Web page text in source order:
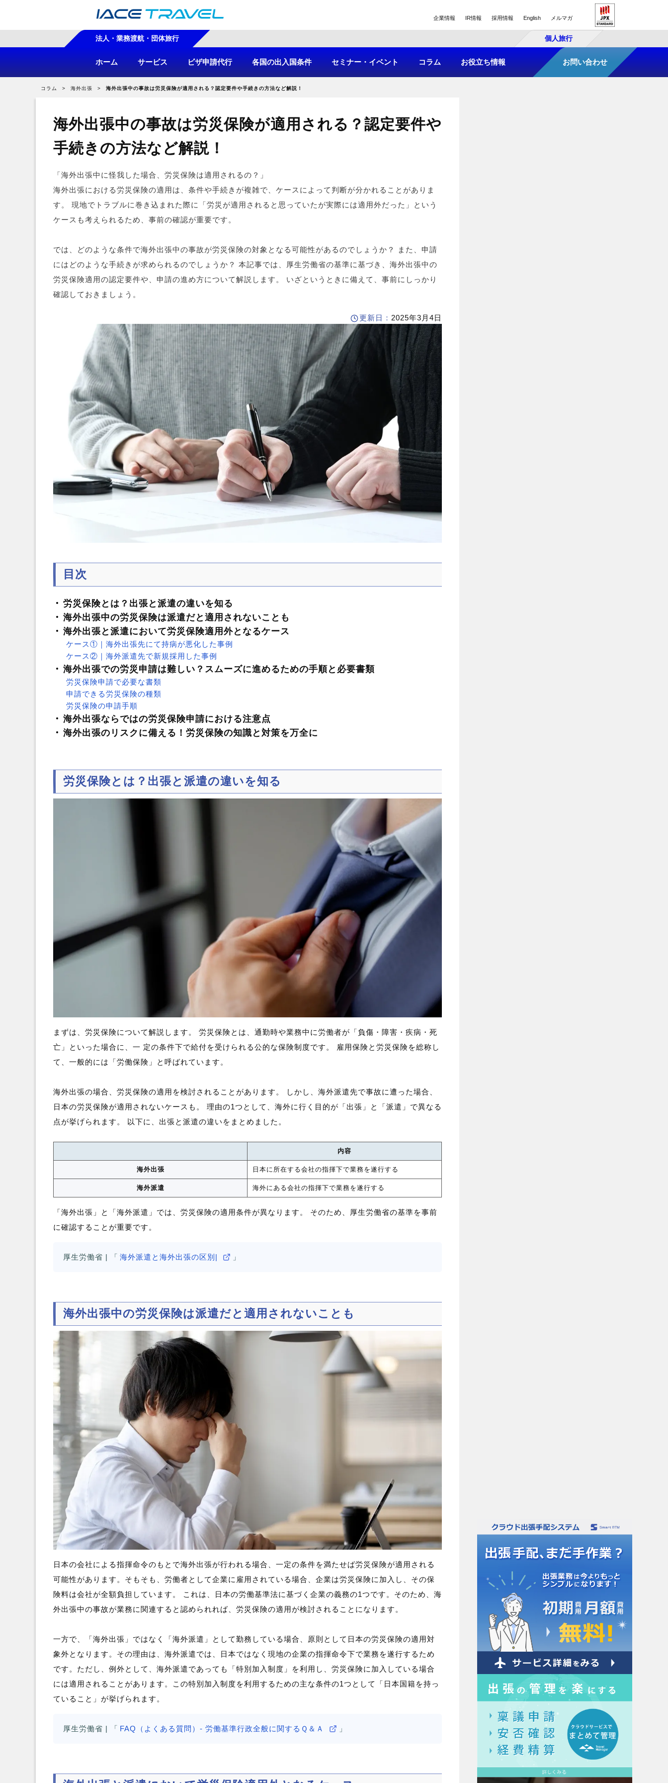
企業情報 IR情報 採用情報 English メルマガ
法人・業務渡航・団体旅行 個人旅行
ホーム サービス ビザ申請代行 各国の出入国条件 セミナー・イベント コラム お役立ち情報 お問い合わせ
コラム 海外出張 海外出張中の事故は労災保険が適用される？認定要件や手続きの方法など解説！
海外出張中の事故は労災保険が適用される？認定要件や
手続きの方法など解説！
「海外出張中に怪我した場合、労災保険は適用されるの？」
海外出張における労災保険の適用は、条件や手続きが複雑で、ケースによって判断が分かれることがありま
す。 現地でトラブルに巻き込まれた際に「労災が適用されると思っていたが実際には適用外だった」という
ケースも考えられるため、事前の確認が重要です。
では、どのような条件で海外出張中の事故が労災保険の対象となる可能性があるのでしょうか？ また、申請
にはどのような手続きが求められるのでしょうか？ 本記事では、厚生労働省の基準に基づき、海外出張中の
労災保険適用の認定要件や、申請の進め方について解説します。 いざというときに備えて、事前にしっかり
確認しておきましょう。
更新日： 2025年3月4日
目次
労災保険とは？出張と派遣の違いを知る
海外出張中の労災保険は派遣だと適用されないことも
海外出張と派遣において労災保険適用外となるケース
ケース①｜海外出張先にて持病が悪化した事例
ケース②｜海外派遣先で新規採用した事例
海外出張での労災申請は難しい？スムーズに進めるための手順と必要書類
労災保険申請で必要な書類
申請できる労災保険の種類
労災保険の申請手順
海外出張ならではの労災保険申請における注意点
海外出張のリスクに備える！労災保険の知識と対策を万全に
労災保険とは？出張と派遣の違いを知る
まずは、労災保険について解説します。 労災保険とは、通勤時や業務中に労働者が「負傷・障害・疾病・死
亡」といった場合に、一 定の条件下で給付を受けられる公的な保険制度です。 雇用保険と労災保険を総称し
て、一般的には「労働保険」と呼ばれています。
海外出張の場合、労災保険の適用を検討されることがあります。 しかし、海外派遣先で事故に遭った場合、
日本の労災保険が適用されないケースも。 理由の1つとして、海外に行く目的が「出張」と「派遣」で異なる
点が挙げられます。 以下に、出張と派遣の違いをまとめました。
内容
海外出張 日本に所在する会社の指揮下で業務を遂行する
海外派遣 海外にある会社の指揮下で業務を遂行する
「海外出張」と「海外派遣」では、労災保険の適用条件が異なります。 そのため、厚生労働省の基準を事前
に確認することが重要です。
厚生労働省 | 「 海外派遣と海外出張の区別| 」
海外出張中の労災保険は派遣だと適用されないことも
日本の会社による指揮命令のもとで海外出張が行われる場合、一定の条件を満たせば労災保険が適用される
可能性があります。そもそも、労働者として企業に雇用されている場合、企業は労災保険に加入し、その保
険料は会社が全額負担しています。 これは、日本の労働基準法に基づく企業の義務の1つです。そのため、海
外出張中の事故が業務に関連すると認められれば、労災保険の適用が検討されることになります。
一方で、「海外出張」ではなく「海外派遣」として勤務している場合、原則として日本の労災保険の適用対
象外となります。その理由は、海外派遣では、日本ではなく現地の企業の指揮命令下で業務を遂行するため
です。ただし、例外として、海外派遣であっても「特別加入制度」を利用し、労災保険に加入している場合
には適用されることがあります。この特別加入制度を利用するための主な条件の1つとして「日本国籍を持っ
ていること」が挙げられます。
厚生労働省 | 「 FAQ（よくある質問）- 労働基準行政全般に関するＱ＆Ａ 」